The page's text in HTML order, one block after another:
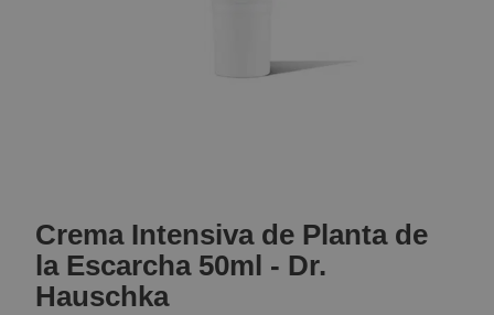
the
beginning
of
the
Crema Intensiva de Planta de
la Escarcha 50ml - Dr.
Hauschka